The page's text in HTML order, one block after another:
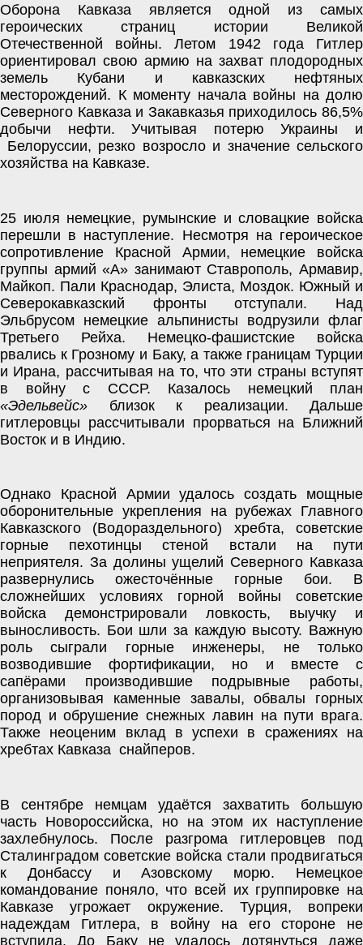
Оборона Кавказа является одной из самых
героических страниц истории Великой
Отечественной войны. Летом 1942 года Гитлер
ориентировал свою армию на захват плодородных
земель Кубани и кавказских нефтяных
месторождений. К моменту начала войны на долю
Северного Кавказа и Закавказья приходилось 86,5%
добычи нефти. Учитывая потерю Украины и
Белоруссии, резко возросло и значение сельского
хозяйства на Кавказе.
25 июля немецкие, румынские и словацкие войска
перешли в наступление. Несмотря на героическое
сопротивление Красной Армии, немецкие войска
группы армий «А» занимают Ставрополь, Армавир,
Майкоп. Пали Краснодар, Элиста, Моздок. Южный и
Северокавказский фронты отступали. Над
Эльбрусом немецкие альпинисты водрузили флаг
Третьего Рейха. Немецко-фашистские войска
рвались к Грозному и Баку, а также границам Турции
и Ирана, рассчитывая на то, что эти страны вступят
«Эдельвейс» близок к реализации. Дальше
гитлеровцы рассчитывали прорваться на Ближний
Восток и в Индию.
Однако Красной Армии удалось создать мощные
оборонительные укрепления на рубежах Главного
Кавказского (Водораздельного) хребта, советские
горные пехотинцы стеной встали на пути
неприятеля. За долины ущелий Северного Кавказа
развернулись ожесточённые горные бои. В
сложнейших условиях горной войны советские
войска демонстрировали ловкость, выучку и
выносливость. Бои шли за каждую высоту. Важную
роль сыграли горные инженеры, не только
возводившие фортификации, но и вместе с
сапёрами производившие подрывные работы,
организовывая каменные завалы, обвалы горных
пород и обрушение снежных лавин на пути врага.
Также неоценим вклад в успехи в сражениях на
хребтах Кавказа  снайперов.
В сентябре немцам удаётся захватить большую
часть Новороссийска, но на этом их наступление
захлебнулось. После разгрома гитлеровцев под
Сталинградом советские войска стали продвигаться
к Донбассу и Азовскому морю. Немецкое
командование поняло, что всей их группировке на
Кавказе угрожает окружение. Турция, вопреки
надеждам Гитлера, в войну на его стороне не
вступила. До Баку не удалось дотянуться даже